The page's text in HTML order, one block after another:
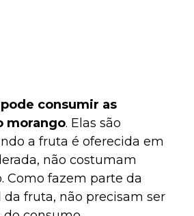
consumir as
morango. Elas são
a fruta é oferecida em
não costumam
Como fazem parte da
fruta, não precisam ser